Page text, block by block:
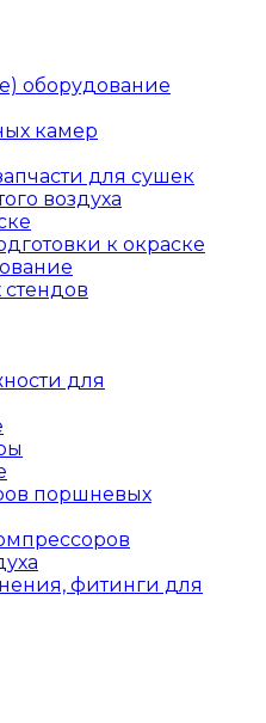
оборудование
камер
для сушек
воздуха
к окраске
для
поршневых
фитинги для